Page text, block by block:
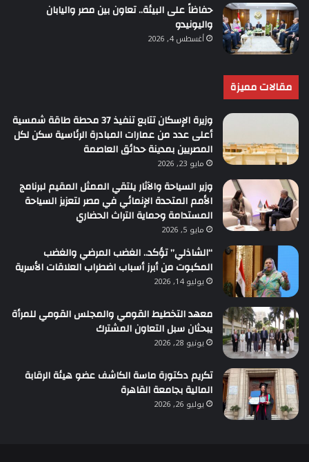
حفاظاً على البيئة.. تعاون بين مصر واليابان
واليونيدو
أغسطس 4, 2026
مقالات مميزة
وزيرة الإسكان تتابع تنفيذ 37 محطة طاقة شمسية
أعلى عدد من عمارات المبادرة الرئاسية سكن لكل
المصريين بمدينة حدائق العاصمة
مايو 23, 2026
وزير السياحة والآثار يلتقي الممثل المقيم لبرنامج
الأمم المتحدة الإنمائي في مصر لتعزيز السياحة
المستدامة وحماية التراث الحضاري
مايو 5, 2026
“الشاذلي” تؤكد.. الغضب المرضي والغضب
المكبوت من أبرز أسباب اضطراب العلاقات الأسرية
يوليو 14, 2026
معهد التخطيط القومي والمجلس القومي للمرأة
يبحثان سبل التعاون المشترك
يونيو 28, 2026
تكريم دكتورة ماسة الكاشف عضو هيئة الرقابة
المالية بجامعة القاهرة
يوليو 26, 2026